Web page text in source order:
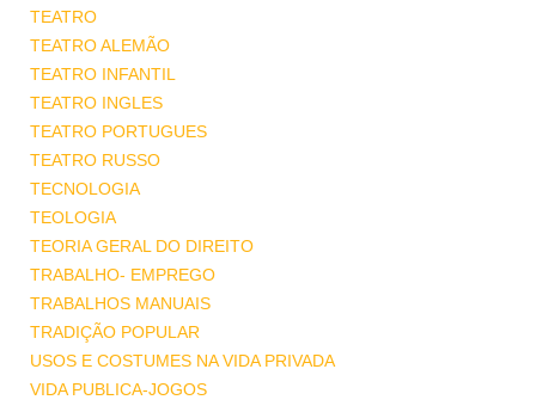
TEATRO
TEATRO ALEMÃO
TEATRO INFANTIL
TEATRO INGLES
TEATRO PORTUGUES
TEATRO RUSSO
TECNOLOGIA
TEOLOGIA
TEORIA GERAL DO DIREITO
TRABALHO- EMPREGO
TRABALHOS MANUAIS
TRADIÇÃO POPULAR
USOS E COSTUMES NA VIDA PRIVADA
VIDA PUBLICA-JOGOS